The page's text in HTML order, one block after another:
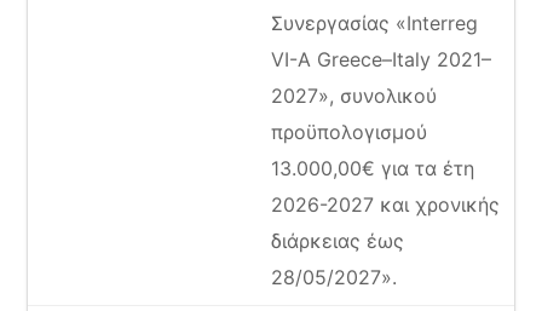
Συνεργασίας «Interreg
VI-A Greece–Italy 2021–
2027», συνολικού
προϋπολογισμού
13.000,00€ για τα έτη
2026-2027 και χρονικής
διάρκειας έως
28/05/2027».